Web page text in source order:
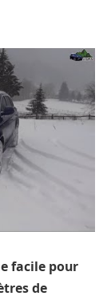
facile pour
de